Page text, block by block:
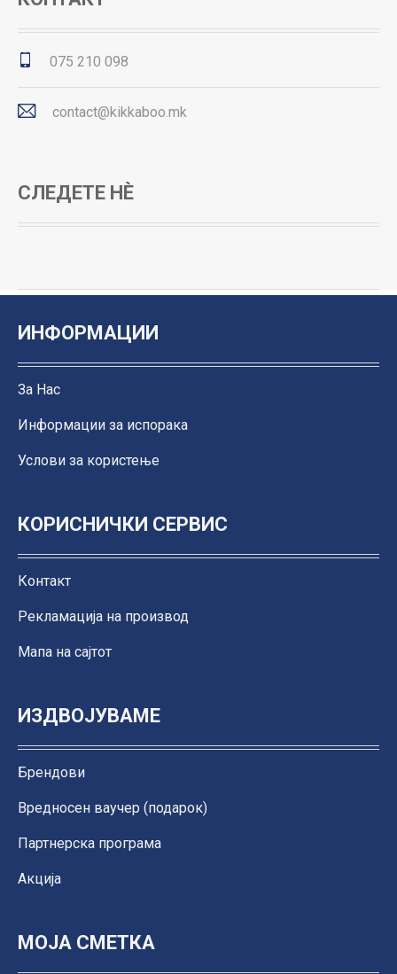
075 210 098
contact@kikkaboo.mk
СЛЕДЕТЕ НЀ
ИНФОРМАЦИИ
За Нас
Информации за испорака
Услови за користење
КОРИСНИЧКИ СЕРВИС
Контакт
Рекламација на производ
Мапа на сајтот
ИЗДВОЈУВАМЕ
Брендови
Вредносен ваучер (подарок)
Партнерска програма
Акција
МОЈА СМЕТКА